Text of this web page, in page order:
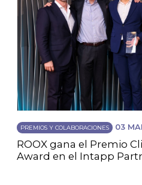
PREMIOS Y COLABORACIONES 03
ROOX gana el Premio
Award en el Intapp